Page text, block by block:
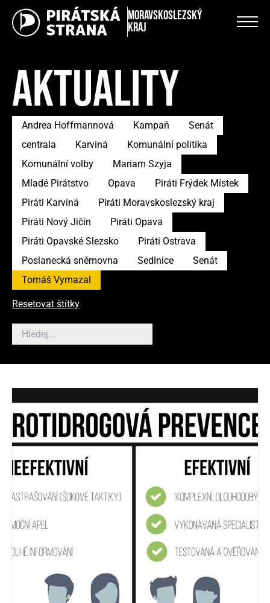
Moravskoslezský
kraj
AKTUALITY
Andrea Hoffmannová Kampaň
Senát
centrala
Karviná
Komunální politika
Komunální volby
Mariam Szyja
Mladé Pirátstvo
Opava
Piráti Frýdek Místek
Piráti Karviná
Piráti Moravskoslezský kraj
Piráti Nový Jičín
Piráti Opava
Piráti Opavské Slezsko
Piráti Ostrava
Poslanecká sněmovna
Sedlnice
Senát
Tomáš Vymazal
Resetovat štítky